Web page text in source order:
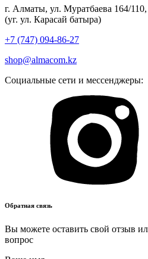
нас и создать микроклимат в
пространстве.
Жаркие летние дни могут быть
кондиционерами вы всегда будете
различных типов и мощности,
создания микроклимата в вашем
Приобретайте кондиционеры с
уже сегодня и наслаждайтесь
в любое время года!
Наши основные
кондиционеров:
Настенные кондиционеры:
г. Алматы, ул. Муратбаева 164/
(уг. ул. Карасай батыра)
+7 (747) 094-86-27
shop@almacom.kz
Социальные сети и мессенджеры:
Обратная связь
Вы можете оставить свой отзыв
вопрос